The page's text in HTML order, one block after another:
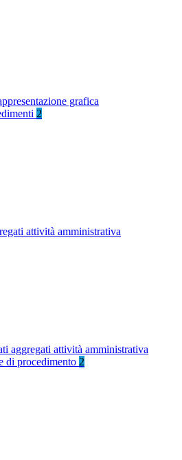
grafica
2
attività amministrativa
aggregati attività amministrativa
di procedimento 2